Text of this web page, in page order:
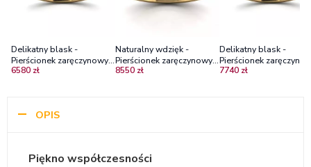
Delikatny blask -
Pierścionek zaręczynowy z
żółtego złota z
6580 zł
Naturalny wdzięk -
Pierścionek zaręczynowy z
żółtego złota z
8550 zł
Delikatny blask -
Pierścionek
żółtego złota,
7740 zł
OPIS
Piękno współczesności